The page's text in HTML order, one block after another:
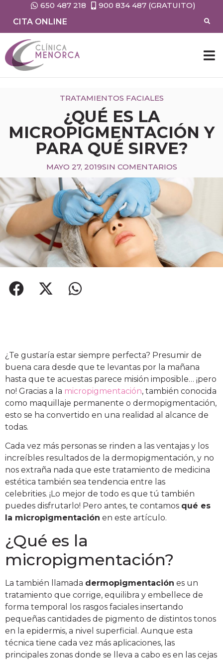
650 487 218
900 834 487 (GRATUITO)
CITA ONLINE
TRATAMIENTOS FACIALES
¿QUÉ ES LA
MICROPIGMENTACIÓN Y
PARA QUÉ SIRVE?
MAYO 27, 2019SIN COMENTARIOS
¿Te gustaría estar siempre perfecta? Presumir de
buena cara desde que te levantas por la mañana
hasta que te acuestas parece misión imposible… ¡pero
no! Gracias a la micropigmentación, también conocida
como maquillaje permanente o dermopigmentación,
esto se ha convertido en una realidad al alcance de
todas.
Cada vez más personas se rinden a las ventajas y los
increíbles resultados de la dermopigmentación, y no
nos extraña nada que este tratamiento de medicina
estética también sea tendencia entre las
celebrities. ¡Lo mejor de todo es que tú también
puedes disfrutarlo! Pero antes, te contamos qué es
la micropigmentación en este artículo.
¿Qué es la
micropigmentación?
La también llamada dermopigmentación es un
tratamiento que corrige, equilibra y embellece de
forma temporal los rasgos faciales insertando
pequeñas cantidades de pigmento de distintos tonos
en la epidermis, a nivel superficial. Aunque esta
técnica tiene cada vez más aplicaciones, las
principales zonas donde se lleva a cabo es en las cejas